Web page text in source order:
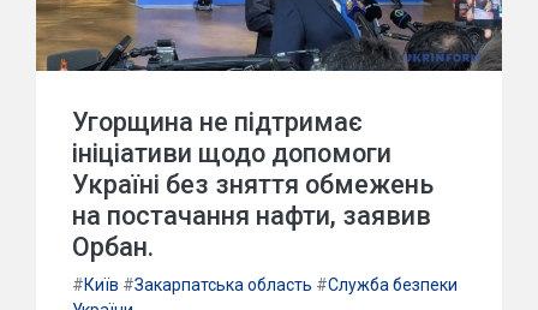
Угорщина не підтримає
ініціативи щодо допомоги
Україні без зняття обмежень
на постачання нафти, заявив
Орбан.
#Київ #Закарпатська область #Служба безпеки